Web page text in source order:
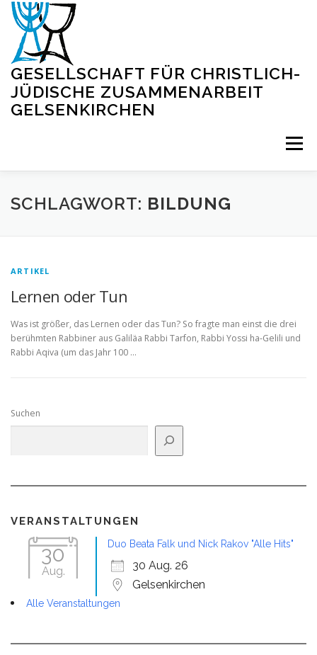
Zum
Inhalt
springen
GESELLSCHAFT FÜR CHRISTLICH-
JÜDISCHE ZUSAMMENARBEIT
GELSENKIRCHEN
Menü
STARTSEITE BLOG VERANSTALTUNGEN
KONTAKT IMPRESSUM
SCHLAGWORT: BILDUNG
ARTIKEL
Lernen oder Tun
Was ist größer, das Lernen oder das Tun? So fragte man einst die drei
berühmten Rabbiner aus Galiläa Rabbi Tarfon, Rabbi Yossi ha-Gelili und
Rabbi Aqiva (um das Jahr 100 …
Suchen
VERANSTALTUNGEN
30
Aug.
Duo Beata Falk und Nick Rakov "Alle Hits"
30 Aug. 26
Gelsenkirchen
Alle Veranstaltungen